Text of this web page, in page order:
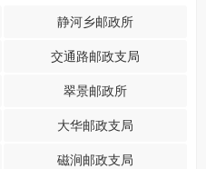
静河乡邮政所
交通路邮政支局
翠景邮政所
大华邮政支局
磁涧邮政支局